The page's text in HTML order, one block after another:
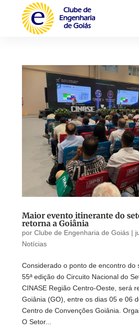
Maior evento itinerante do
retorna a Goiânia
por Clube de Engenharia de Goiás|
Notícias
Considerado o ponto de encontro do
55ª edição do Circuito Nacional do
CINASE Região Centro-Oeste, será
Goiânia (GO), entre os dias 05 e 06
Centro de Convenções Goiânia.
O Setor...